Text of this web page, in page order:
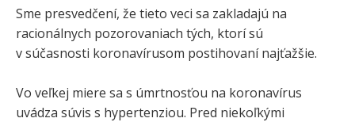
Sme presvedčení, že tieto veci sa zakladajú na
racionálnych pozorovaniach tých, ktorí sú
v súčasnosti koronavírusom postihovaní najťažšie.
Vo veľkej miere sa s úmrtnosťou na koronavírus
uvádza súvis s hypertenziou. Pred niekoľkými